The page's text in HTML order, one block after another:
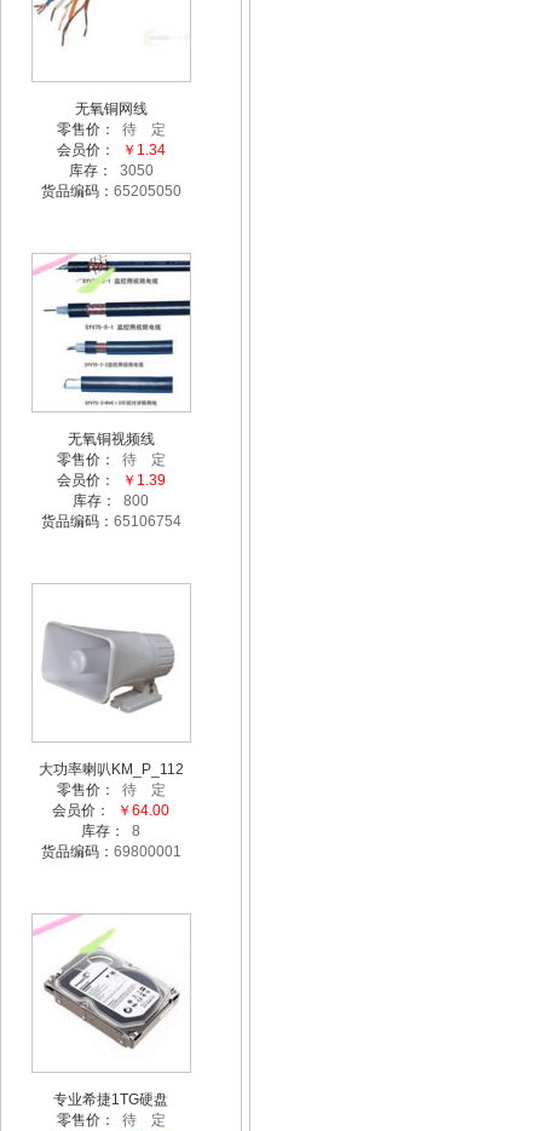
无氧铜网线
零售价： 待 定
会员价：
￥1.34
库存： 3050
货品编码： 65205050
无氧铜视频线
零售价： 待 定
会员价：
￥1.39
库存：800
货品编码： 65106754
大功率喇叭KM_P_112
零售价： 待 定
会员价：
￥64.00
库存：8
货品编码： 69800001
专业希捷1TG硬盘
零售价： 待 定